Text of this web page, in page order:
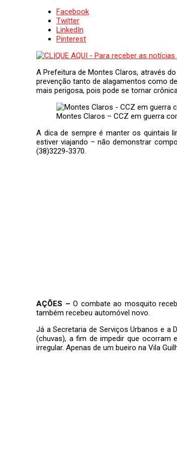
Facebook
Twitter
LinkedIn
Pinterest
A Prefeitura de Montes Claros, através
prevenção tanto de alagamentos como
mais perigosa, pois pode se tornar
Montes Claros – CCZ em guerra
A dica de sempre é manter os quintais
estiver viajando – não demonstrar
(38)3229-3370.
AÇÕES – O combate ao mosquito
também recebeu automóvel novo.
Já a Secretaria de Serviços Urbanos e
(chuvas), a fim de impedir que ocorram
irregular. Apenas de um bueiro na Vila